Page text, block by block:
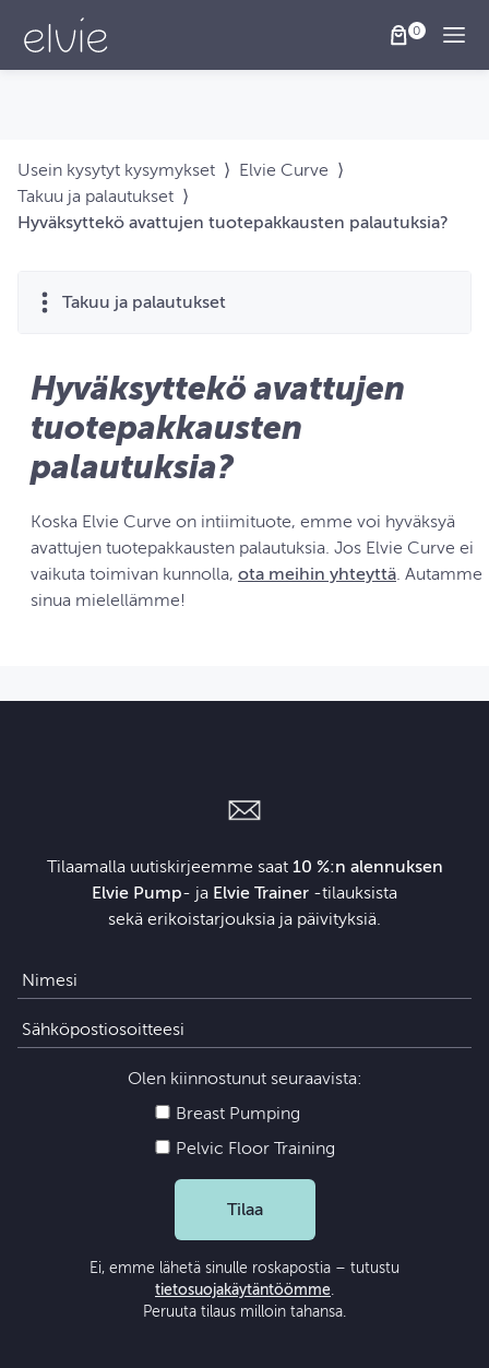
Usein kysytyt kysymykset ⟩ Elvie Curve ⟩
Takuu ja palautukset ⟩
Hyväksyttekö avattujen tuotepakkausten palautuksia?
Takuu ja palautukset
Hyväksyttekö avattujen
tuotepakkausten
palautuksia?
Koska Elvie Curve on intiimituote, emme voi hyväksyä
avattujen tuotepakkausten palautuksia. Jos Elvie Curve ei
vaikuta toimivan kunnolla, ota meihin yhteyttä. Autamme
sinua mielellämme!
Tilaamalla uutiskirjeemme saat 10 %:n alennuksen
Elvie Pump- ja Elvie Trainer ‑tilauksista
sekä erikoistarjouksia ja päivityksiä.
Olen kiinnostunut seuraavista:
Breast Pumping
Pelvic Floor Training
Tilaa
Ei, emme lähetä sinulle roskapostia – tutustu
tietosuojakäytäntöömme.
Peruuta tilaus milloin tahansa.